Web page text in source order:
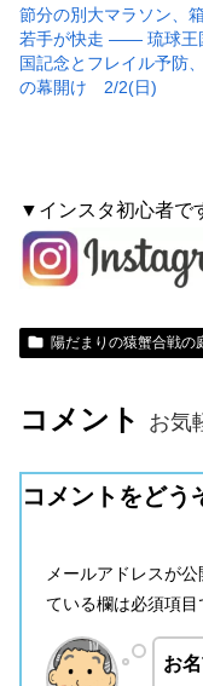
節分の別大マラソン、
若手が快走 ―― 琉球王
国記念とフレイル予防
の幕開け 2/2(日)
▼インスタ初心者で
陽だまりの猿蟹合戦の
コメント お気
コメントをどう
メールアドレスが
ている欄は必須項目
お